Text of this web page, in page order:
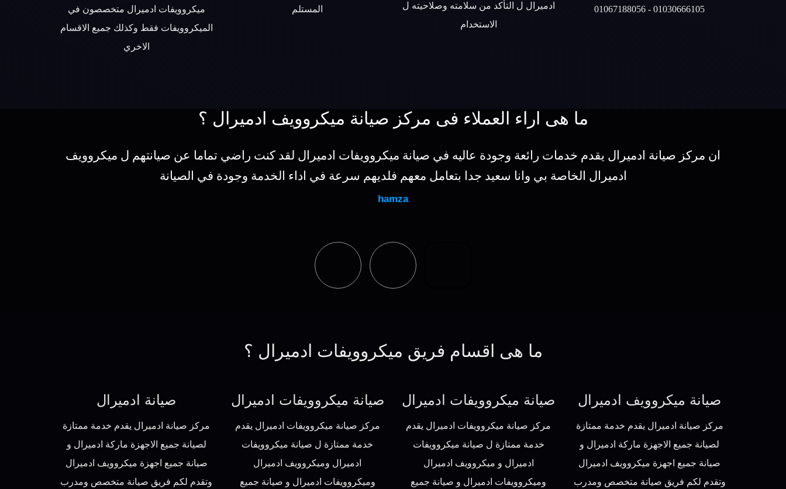
ميكروويفات ادميرال متخصصون في
الميكروويفات فقط وكذلك جميع الاقسام
الاخري
المستلم
ادميرال ل التأكد من سلامته وصلاحيته ل
الاستخدام
01030666105 - 01067188056
ما هى اراء العملاء فى مركز صيانة ميكروويف ادميرال ؟
ان مركز صيانة ادميرال يقدم خدمات رائعة وجودة عاليه في صيانة ميكروويفات ادميرال لقد كنت راضي تماما عن صيانتهم ل ميكروويف
ادميرال الخاصة بي وانا سعيد جدا بتعامل معهم فلديهم سرعة في اداء الخدمة وجودة في الصيانة
hamza
ما هى اقسام فريق ميكروويفات ادميرال ؟
صيانة ادميرال
مركز صيانة ادميرال يقدم خدمة ممتازة
لصيانة جميع الاجهزة ماركة ادميرال و
صيانة جميع اجهزة ميكروويف ادميرال
وتقدم لكم فريق صيانة متخصص ومدرب
صيانة ميكروويفات ادميرال
مركز صيانة ميكروويفات ادميرال يقدم
خدمة ممتازة ل صيانة ميكروويفات
ادميرال وميكروويف ادميرال
وميكروويفات ادميرال و صيانة جميع
صيانة ميكروويفات ادميرال
مركز صيانة ميكروويفات ادميرال يقدم
خدمة ممتازة ل صيانة ميكروويفات
ادميرال و ميكروويف ادميرال
وميكروويفات ادميرال و صيانة جميع
صيانة ميكروويف ادميرال
مركز صيانة ادميرال يقدم خدمة ممتازة
لصيانة جميع الاجهزة ماركة ادميرال و
صيانة جميع اجهزة ميكروويف ادميرال
وتقدم لكم فريق صيانة متخصص ومدرب